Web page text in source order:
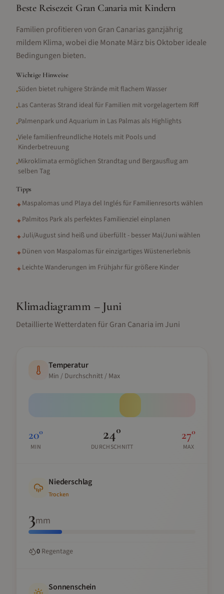
Beste Reisezeit Gran Canaria mit Kindern
Familien profitieren von Gran Canarias ganzjährig
mildem Klima, wobei die Monate März bis Oktober ideale
Bedingungen bieten.
Wichtige Hinweise
•Süden bietet ruhigere Strände mit flachem Wasser
•Las Canteras Strand ideal für Familien mit vorgelagertem Riff
•Palmenpark und Aquarium in Las Palmas als Highlights
•Viele familienfreundliche Hotels mit Pools und
Kinderbetreuung
•Mikroklimata ermöglichen Strandtag und Bergausflug am
selben Tag
Tipps
✦Maspalomas und Playa del Inglés für Familienresorts wählen
✦Palmitos Park als perfektes Familienziel einplanen
✦Juli/August sind heiß und überfüllt - besser Mai/Juni wählen
✦Dünen von Maspalomas für einzigartiges Wüstenerlebnis
✦Leichte Wanderungen im Frühjahr für größere Kinder
Klimadiagramm – Juni
Detaillierte Wetterdaten fürGran Canaria im Juni
Temperatur
Min / Durchschnitt / Max
20°
MIN
24°
DURCHSCHNITT
27°
MAX
Niederschlag
Trocken
3mm
0 Regentage
Sonnenschein